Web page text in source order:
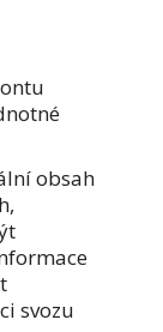
obsah
svozu